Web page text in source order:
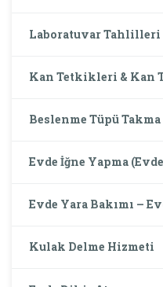
Laboratuvar Tahlilleri
Kan Tetkikleri & Kan
Beslenme Tüpü Takma
Evde İğne Yapma
Evde Yara Bakımı –
Kulak Delme Hizmeti